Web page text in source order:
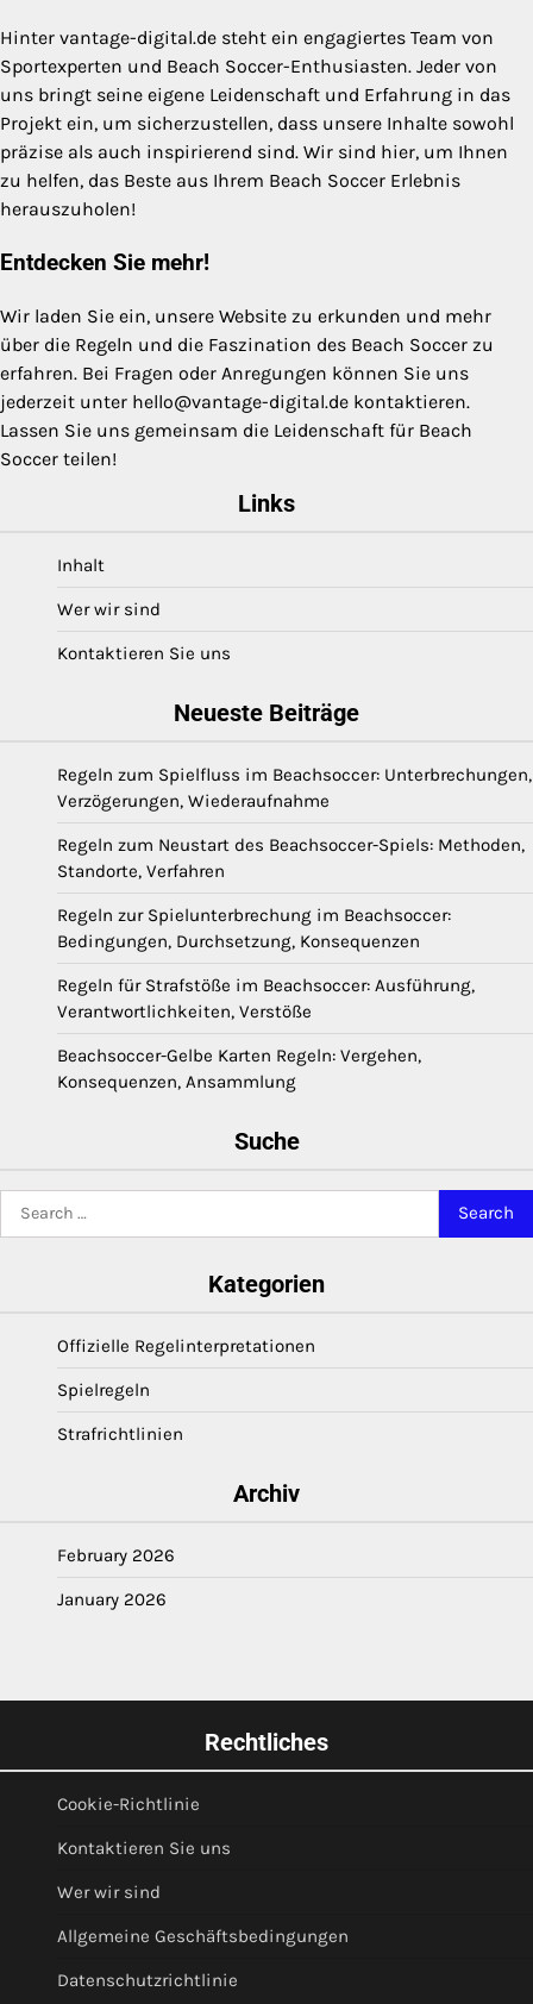
Hinter vantage-digital.de steht ein engagiertes Team von
Sportexperten und Beach Soccer-Enthusiasten. Jeder von
uns bringt seine eigene Leidenschaft und Erfahrung in das
Projekt ein, um sicherzustellen, dass unsere Inhalte sowohl
präzise als auch inspirierend sind. Wir sind hier, um Ihnen
zu helfen, das Beste aus Ihrem Beach Soccer Erlebnis
herauszuholen!
Entdecken Sie mehr!
Wir laden Sie ein, unsere Website zu erkunden und mehr
über die Regeln und die Faszination des Beach Soccer zu
erfahren. Bei Fragen oder Anregungen können Sie uns
jederzeit unter hello@vantage-digital.de kontaktieren.
Lassen Sie uns gemeinsam die Leidenschaft für Beach
Soccer teilen!
Links
Inhalt
Wer wir sind
Kontaktieren Sie uns
Neueste Beiträge
Regeln zum Spielfluss im Beachsoccer: Unterbrechungen,
Verzögerungen, Wiederaufnahme
Regeln zum Neustart des Beachsoccer-Spiels: Methoden,
Standorte, Verfahren
Regeln zur Spielunterbrechung im Beachsoccer:
Bedingungen, Durchsetzung, Konsequenzen
Regeln für Strafstöße im Beachsoccer: Ausführung,
Verantwortlichkeiten, Verstöße
Beachsoccer-Gelbe Karten Regeln: Vergehen,
Konsequenzen, Ansammlung
Suche
Kategorien
Offizielle Regelinterpretationen
Spielregeln
Strafrichtlinien
Archiv
February 2026
January 2026
Rechtliches
Cookie-Richtlinie
Kontaktieren Sie uns
Wer wir sind
Allgemeine Geschäftsbedingungen
Datenschutzrichtlinie